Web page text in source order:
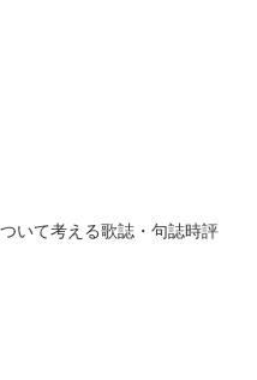
いて考える歌誌・句誌時評